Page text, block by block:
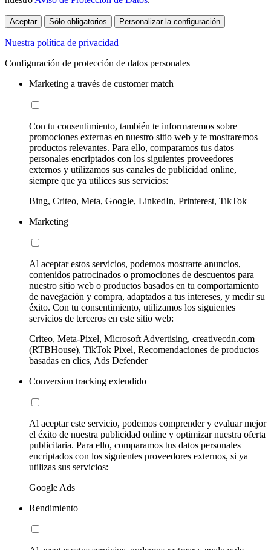
Aceptar Sólo obligatorios Personalizar la configuración
Nuestra política de privacidad
Configuración de protección de datos personales
Marketing a través de customer match
Con tu consentimiento, también te informaremos sobre
promociones externas en nuestro sitio web y te mostraremos
productos relevantes. Para ello, comparamos tus datos
personales encriptados con los siguientes proveedores
externos y utilizamos sus canales de publicidad online,
siempre que ya utilices sus servicios:
Bing, Criteo, Meta, Google, LinkedIn, Printerest, TikTok
Marketing
Al aceptar estos servicios, podemos mostrarte anuncios,
contenidos patrocinados o promociones de descuentos para
nuestro sitio web o productos basados en tu comportamiento
de navegación y compra, adaptados a tus intereses, y medir su
éxito. Con tu consentimiento, utilizamos los siguientes
servicios de terceros en este sitio web:
Criteo, Meta-Pixel, Microsoft Advertising, creativecdn.com
(RTBHouse), TikTok Pixel, Recomendaciones de productos
basadas en clics, Ads Defender
Conversion tracking extendido
Al aceptar este servicio, podemos comprender y evaluar mejor
el éxito de nuestra publicidad online y optimizar nuestra oferta
publicitaria. Para ello, comparamos tus datos personales
encriptados con los siguientes proveedores externos, si ya
utilizas sus servicios:
Google Ads
Rendimiento